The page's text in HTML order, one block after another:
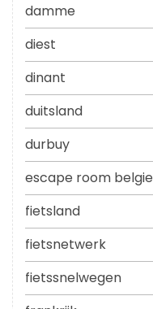
damme
diest
dinant
duitsland
durbuy
escape room belgie
fietsland
fietsnetwerk
fietssnelwegen